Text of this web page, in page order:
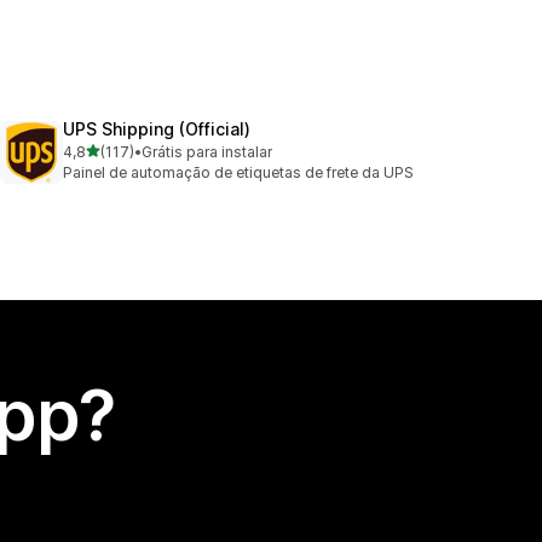
UPS Shipping (Official)
4,8de 5 estrelas
(117)
117 avaliações ao todo
•Grátis para instalar
Painel de automação de etiquetas de frete da UPS